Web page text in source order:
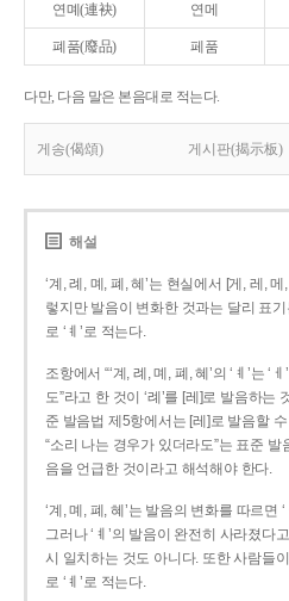
연몌(連袂) 연메
폐품(廢品) 페품
다만, 다음 말은 본음대로 적는다.
게송(偈頌) 게시판(揭示板)
해설
‘계, 례, 몌, 폐, 혜’는 현실에서 [게, 레,
렇지만 발음이 변화한 것과는 달리 표기
로 ‘ㅖ’로 적는다.
조항에서 “‘계, 례, 몌, 폐, 혜’의 ‘ㅖ’는 ‘
도”라고 한 것이 ‘례’를 [레]로 발음하는
준 발음법 제5항에서는 [레]로 발음할
“소리 나는 경우가 있더라도”는 표준
음을 언급한 것이라고 해석해야 한다.
‘계, 몌, 폐, 혜’는 발음의 변화를 따르면
그러나 ‘ㅖ’의 발음이 완전히 사라졌다
시 일치하는 것도 아니다. 또한 사람들
로 ‘ㅖ’로 적는다.